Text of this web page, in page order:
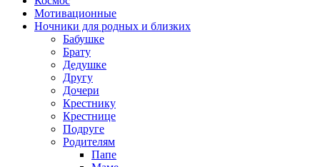
Мотивационные
Ночники для родных и близких
Бабушке
Брату
Дедушке
Другу
Дочери
Крестнику
Крестнице
Подруге
Родителям
Папе